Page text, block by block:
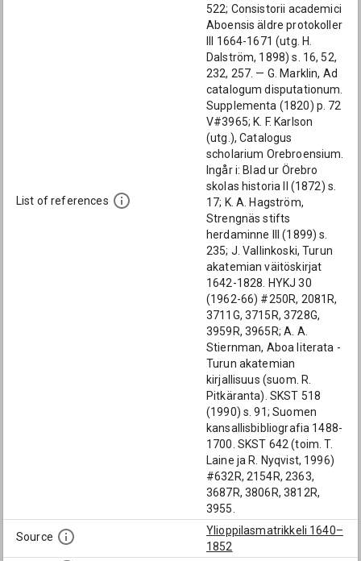
List of references
522; Consistorii academici
Aboensis äldre protokoller
III 1664-1671 (utg. H.
Dalström, 1898) s. 16, 52,
232, 257. — G. Marklin, Ad
catalogum disputationum.
Supplementa (1820) p. 72
V#3965; K. F. Karlson
(utg.), Catalogus
scholarium Orebroensium.
Ingår i: Blad ur Örebro
skolas historia II (1872) s.
17; K. A. Hagström,
Strengnäs stifts
herdaminne III (1899) s.
235; J. Vallinkoski, Turun
akatemian väitöskirjat
1642-1828. HYKJ 30
(1962-66) #250R, 2081R,
3711G, 3715R, 3728G,
3959R, 3965R; A. A.
Stiernman, Aboa literata -
Turun akatemian
kirjallisuus (suom. R.
Pitkäranta). SKST 518
(1990) s. 91; Suomen
kansallisbibliografia 1488-
1700. SKST 642 (toim. T.
Laine ja R. Nyqvist, 1996)
#632R, 2154R, 2363,
3687R, 3806R, 3812R,
3955.
Source
Ylioppilasmatrikkeli 1640–
1852